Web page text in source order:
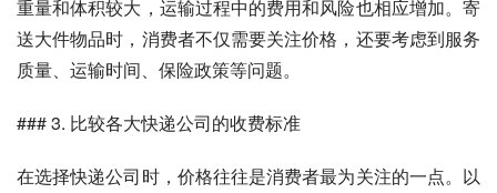
重量和体积较大，运输过程中的费用和风险也相应增加。寄
送大件物品时，消费者不仅需要关注价格，还要考虑到服务
质量、运输时间、保险政策等问题。
### 3. 比较各大快递公司的收费标准
在选择快递公司时，价格往往是消费者最为关注的一点。以